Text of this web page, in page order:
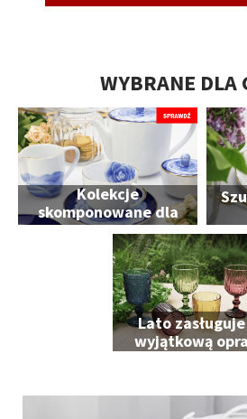
WYBRANE DLA
Kolekcje
skomponowane dla
Ciebie
Lato
wyjątkową